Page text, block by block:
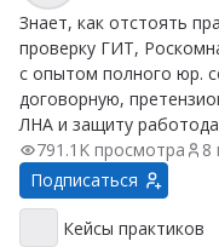
Знает, как отстоять
проверку ГИТ,
с опытом полного юр.
договорную,
ЛНА и защиту
791.1K просмотра
8
Подписаться
Кейсы практиков
Кейсы практиков